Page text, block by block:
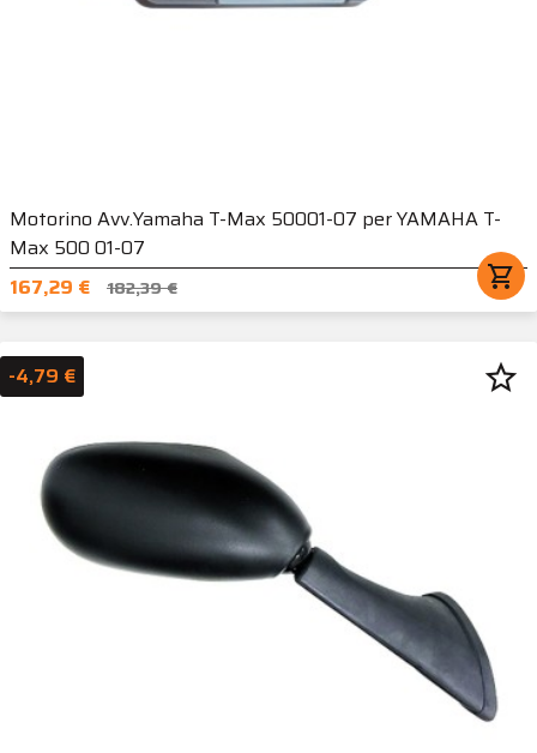
Motorino Avv.Yamaha T-Max 50001-07 per YAMAHA T-
Max 500 01-07
167,29 €
182,39 € shopping_cart
-4,79 € star_border